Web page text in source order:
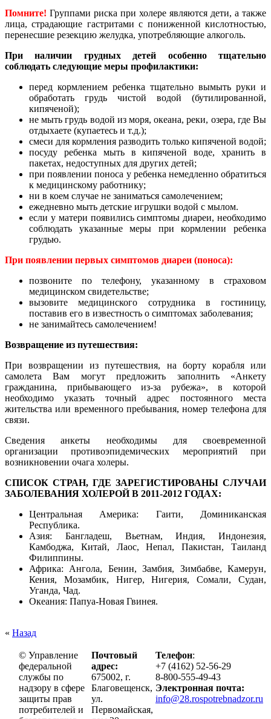
Помните! Группами риска при холере являются дети, а также
лица, страдающие гастритами с пониженной кислотностью,
перенесшие резекцию желудка, употребляющие алкоголь.
При наличии грудных детей особенно тщательно
соблюдать следующие меры профилактики:
перед кормлением ребенка тщательно вымыть руки и
обработать грудь чистой водой (бутилированной,
кипяченой);
не мыть грудь водой из моря, океана, реки, озера, где Вы
отдыхаете (купаетесь и т.д.);
смеси для кормления разводить только кипяченой водой;
посуду ребенка мыть в кипяченой воде, хранить в
пакетах, недоступных для других детей;
при появлении поноса у ребенка немедленно обратиться
к медицинскому работнику;
ни в коем случае не заниматься самолечением;
ежедневно мыть детские игрушки водой с мылом.
если у матери появились симптомы диареи, необходимо
соблюдать указанные меры при кормлении ребенка
грудью.
При появлении первых симптомов диареи (поноса):
позвоните по телефону, указанному в страховом
медицинском свидетельстве;
вызовите медицинского сотрудника в гостиницу,
поставив его в известность о симптомах заболевания;
не занимайтесь самолечением!
Возвращение из путешествия:
При возвращении из путешествия, на борту корабля или
самолета Вам могут предложить заполнить «Анкету
гражданина, прибывающего из-за рубежа», в которой
необходимо указать точный адрес постоянного места
жительства или временного пребывания, номер телефона для
связи.
Сведения анкеты необходимы для своевременной
организации противоэпидемических мероприятий при
возникновении очага холеры.
СПИСОК СТРАН, ГДЕ ЗАРЕГИСТИРОВАНЫ СЛУЧАИ
ЗАБОЛЕВАНИЯ ХОЛЕРОЙ В 2011-2012 ГОДАХ:
Центральная Америка: Гаити, Доминиканская
Республика.
Азия: Бангладеш, Вьетнам, Индия, Индонезия,
Камбоджа, Китай, Лаос, Непал, Пакистан, Таиланд
Филиппины.
Африка: Ангола, Бенин, Замбия, Зимбабве, Камерун,
Кения, Мозамбик, Нигер, Нигерия, Сомали, Судан,
Уганда, Чад.
Океания: Папуа-Новая Гвинея.
« Назад
© Управление
федеральной
службы по
надзору в сфере
защиты прав
потребителей и
Почтовый
адрес:
675002, г.
Благовещенск,
ул.
Первомайская,
Телефон:
+7 (4162) 52-56-29
8-800-555-49-43
Электронная почта:
info@28.rospotrebnadzor.ru